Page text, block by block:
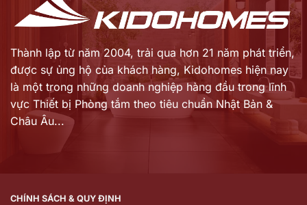
Thành lập từ năm 2004, trải qua hơn 21 năm phát triển,
được sự ủng hộ của khách hàng, Kidohomes hiện nay
là một trong những doanh nghiệp hàng đầu trong lĩnh
vực Thiết bị Phòng tắm theo tiêu chuẩn Nhật Bản &
Châu Âu...
CHÍNH SÁCH & QUY ĐỊNH